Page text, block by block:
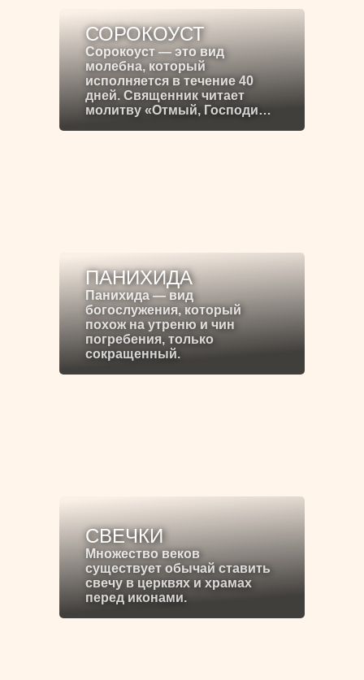
СОРОКОУСТ
Сорокоуст — это вид
молебна, который
исполняется в течение 40
дней. Священник читает
молитву «Отмый, Господи…
ПАНИХИДА
Панихида — вид
богослужения, который
похож на утреню и чин
погребения, только
сокращенный.
СВЕЧКИ
Множество веков
существует обычай ставить
свечу в церквях и храмах
перед иконами.